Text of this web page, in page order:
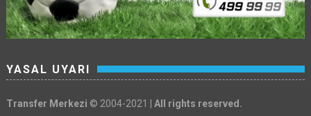
YASAL UYARI
Transfer Merkezi © 2004-2021 | All rights reserved.